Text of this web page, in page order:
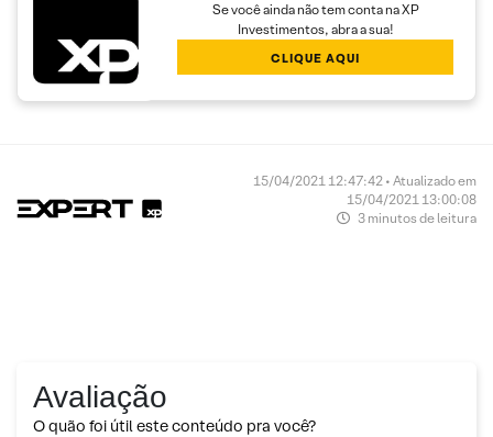
Se você ainda não tem conta na XP
Investimentos, abra a sua!
CLIQUE AQUI
15/04/2021 12:47:42 • Atualizado em
15/04/2021 13:00:08
3 minutos de leitura
Avaliação
O quão foi útil este conteúdo pra você?